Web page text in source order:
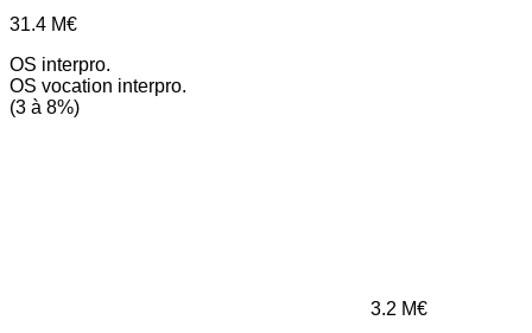
31.4 M€
OS interpro.
OS vocation interpro.
(3 à 8%)
3.2 M€